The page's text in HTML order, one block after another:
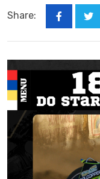
Share: